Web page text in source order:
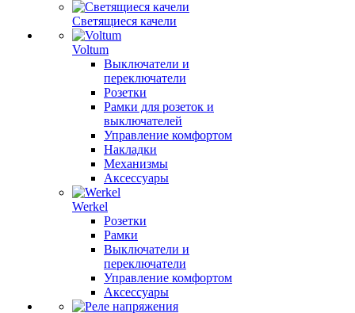
Светящиеся качели
Voltum
Выключатели и
переключатели
Розетки
Рамки для розеток и
выключателей
Управление комфортом
Накладки
Механизмы
Аксессуары
Werkel
Розетки
Рамки
Выключатели и
переключатели
Управление комфортом
Аксессуары